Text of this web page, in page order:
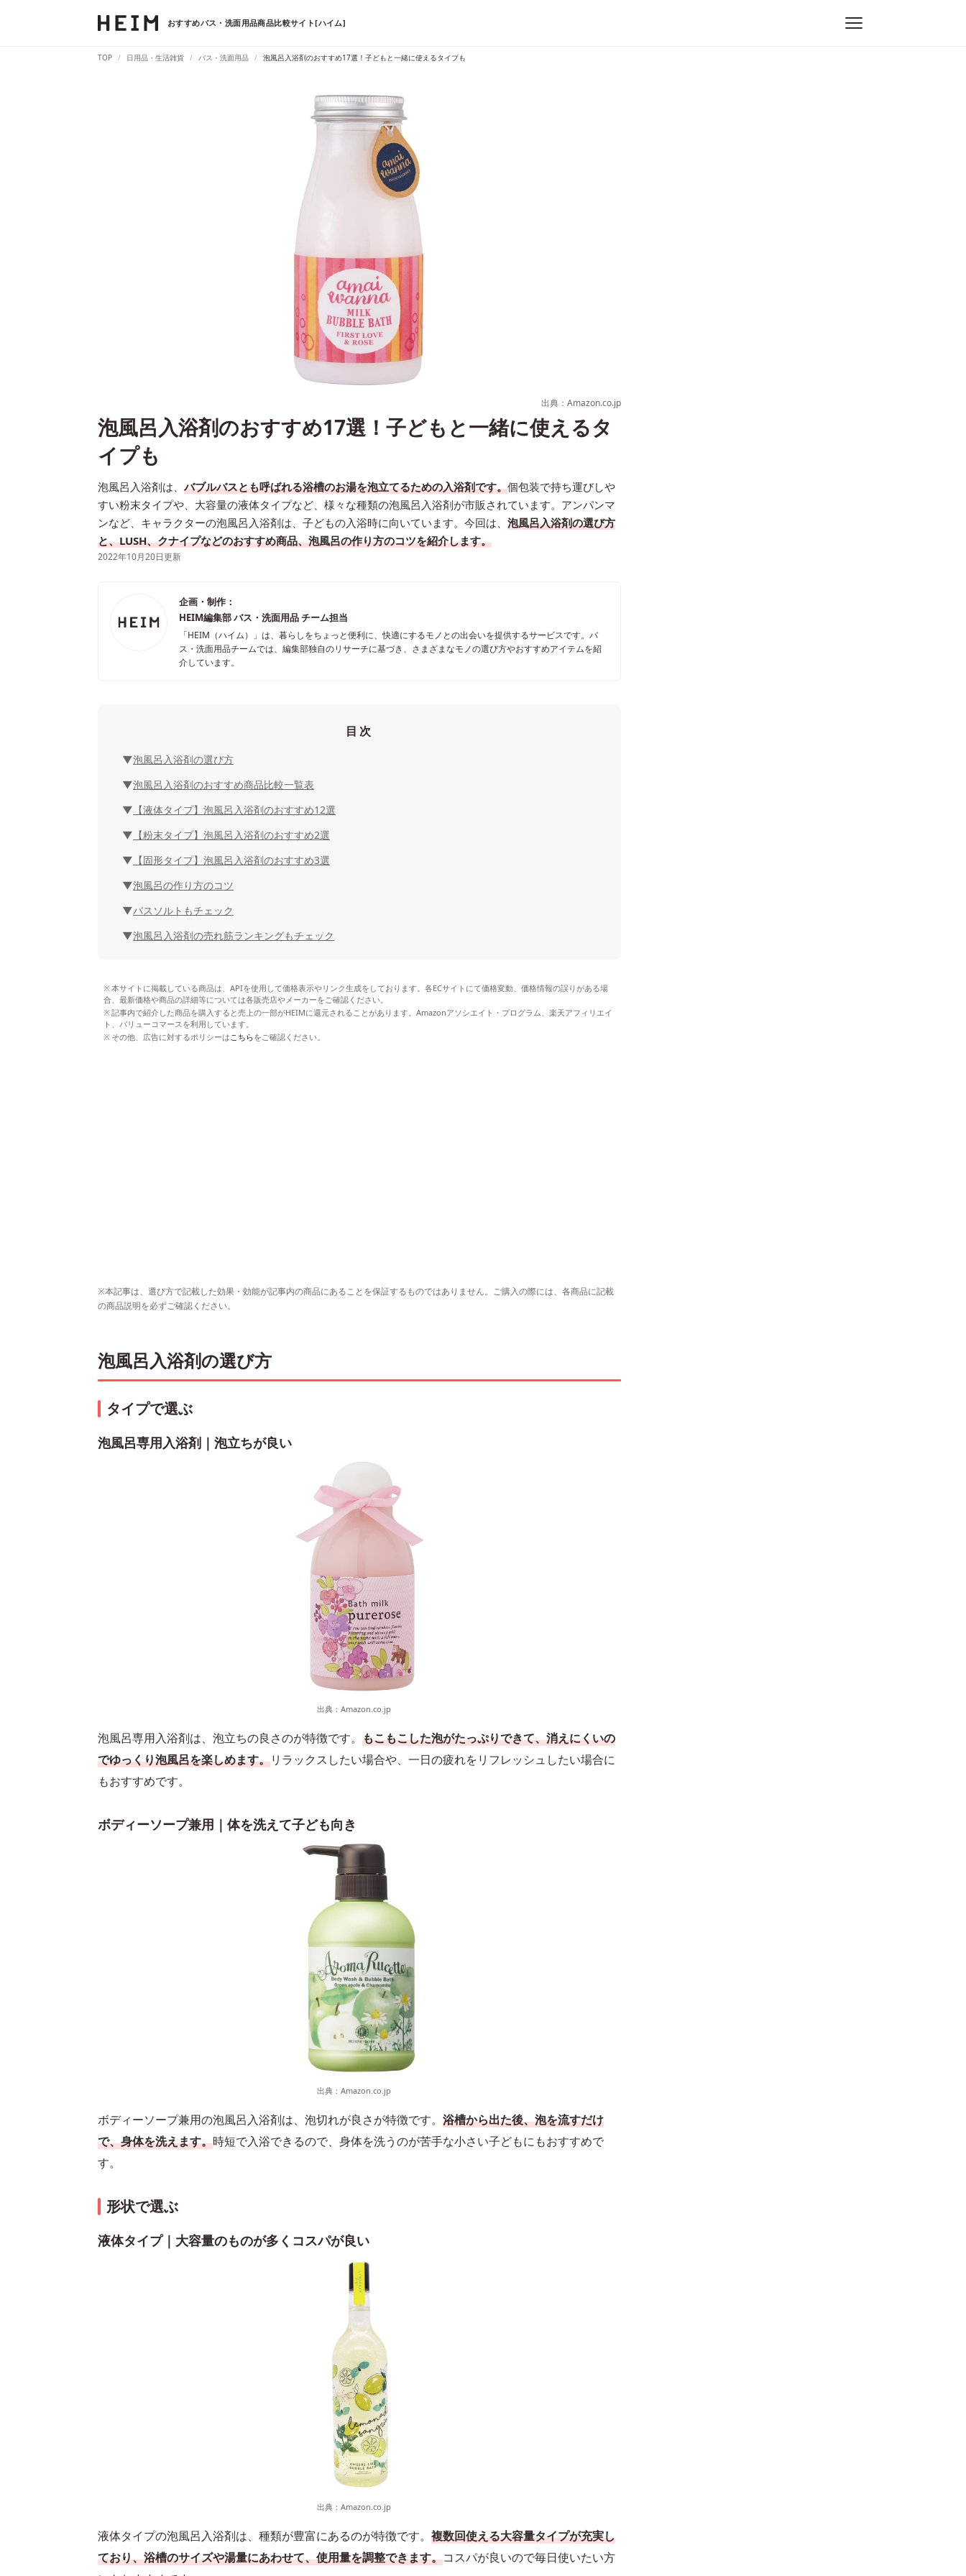
おすすめバス・洗面用品商品比較サイト[ハイム]
TOP 日用品・生活雑貨 バス・洗面用品 泡風呂入浴剤のおすすめ17選！子どもと一緒に使えるタイプも
出典：Amazon.co.jp
泡風呂入浴剤のおすすめ17選！子どもと一緒に使えるタ
イプも
泡風呂入浴剤は、 バブルバスとも呼ばれる浴槽のお湯を泡立てるための入浴剤です。個包装で持ち運びしや
すい粉末タイプや、大容量の液体タイプなど、様々な種類の泡風呂入浴剤が市販されています。アンパンマ
ンなど、キャラクターの泡風呂入浴剤は、子どもの入浴時に向いています。今回は、 泡風呂入浴剤の選び方
と、LUSH、クナイプなどのおすすめ商品、泡風呂の作り方のコツを紹介します。
2022年10月20日更新
企画・制作：
HEIM編集部 バス・洗面用品 チーム担当
「HEIM（ハイム）」は、暮らしをちょっと便利に、快適にするモノとの出会いを提供するサービスです。バ
ス・洗面用品チームでは、編集部独自のリサーチに基づき、さまざまなモノの選び方やおすすめアイテムを紹
介しています。
目次
泡風呂入浴剤の選び方
泡風呂入浴剤のおすすめ商品比較一覧表
【液体タイプ】泡風呂入浴剤のおすすめ12選
【粉末タイプ】泡風呂入浴剤のおすすめ2選
【固形タイプ】泡風呂入浴剤のおすすめ3選
泡風呂の作り方のコツ
バスソルトもチェック
泡風呂入浴剤の売れ筋ランキングもチェック
本サイトに掲載している商品は、APIを使用して価格表示やリンク生成をしております。各ECサイトにて価格変動、価格情報の誤りがある場
合、最新価格や商品の詳細等については各販売店やメーカーをご確認ください。
記事内で紹介した商品を購入すると売上の一部がHEIMに還元されることがあります。Amazonアソシエイト・プログラム、楽天アフィリエイ
ト、バリューコマースを利用しています。
その他、広告に対するポリシーは こちらをご確認ください。
※本記事は、選び方で記載した効果・効能が記事内の商品にあることを保証するものではありません。ご購入の際には、各商品に記載
の商品説明を必ずご確認ください。
泡風呂入浴剤の選び方
タイプで選ぶ
泡風呂専用入浴剤｜泡立ちが良い
出典： Amazon.co.jp
泡風呂専用入浴剤は、泡立ちの良さのが特徴です。 もこもこした泡がたっぷりできて、消えにくいの
でゆっくり泡風呂を楽しめます。リラックスしたい場合や、一日の疲れをリフレッシュしたい場合に
もおすすめです。
ボディーソープ兼用｜体を洗えて子ども向き
出典： Amazon.co.jp
ボディーソープ兼用の泡風呂入浴剤は、泡切れが良さが特徴です。 浴槽から出た後、泡を流すだけ
で、身体を洗えます。時短で入浴できるので、身体を洗うのが苦手な小さい子どもにもおすすめで
す。
形状で選ぶ
液体タイプ｜大容量のものが多くコスパが良い
出典： Amazon.co.jp
液体タイプの泡風呂入浴剤は、種類が豊富にあるのが特徴です。 複数回使える大容量タイプが充実し
ており、浴槽のサイズや湯量にあわせて、使用量を調整できます。コスパが良いので毎日使いたい方